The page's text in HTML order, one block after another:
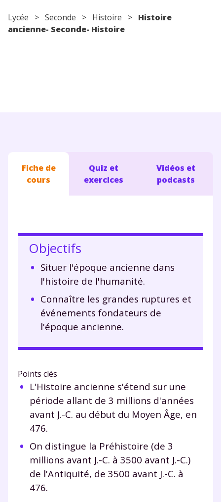
Lycée > Seconde > Histoire > Histoire
ancienne- Seconde- Histoire
Fiche de
cours
Quiz et
exercices
Vidéos et
podcasts
Objectifs
Situer l'époque ancienne dans
l'histoire de l'humanité.
Connaître les grandes ruptures et
événements fondateurs de
l'époque ancienne.
Points clés
L'Histoire ancienne s'étend sur une
période allant de 3 millions d'années
avant J.-C. au début du Moyen Âge, en
476.
On distingue la Préhistoire (de 3
millions avant J.-C. à 3500 avant J.-C.)
de l'Antiquité, de 3500 avant J.-C. à
476.